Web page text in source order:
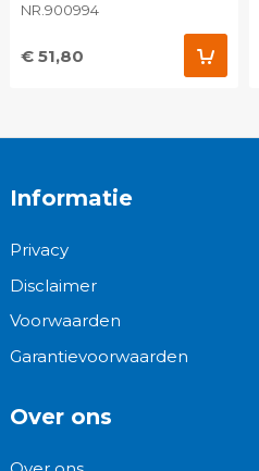
NR.900994
€ 51,80
Informatie
Privacy
Disclaimer
Voorwaarden
Garantievoorwaarden
Over ons